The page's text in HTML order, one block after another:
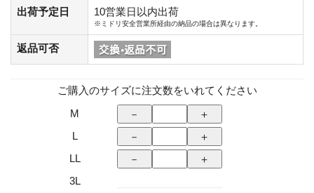
出荷予定日 10営業日以内出荷
※ミドリ安全営業所経由の納品の場合は異なります。
返品可否
ご購入のサイズに注文数をいれてください
M
L
LL
3L